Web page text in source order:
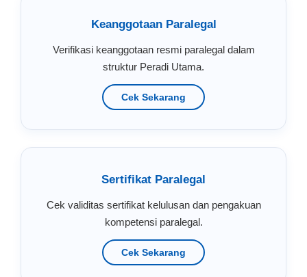
Keanggotaan Paralegal
Verifikasi keanggotaan resmi paralegal dalam
struktur Peradi Utama.
Cek Sekarang
Sertifikat Paralegal
Cek validitas sertifikat kelulusan dan pengakuan
kompetensi paralegal.
Cek Sekarang